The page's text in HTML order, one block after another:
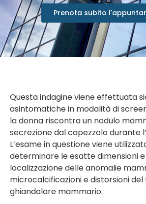
Prenota subito
Questa indagine viene effettuata
asintomatiche in modalità di
la donna riscontra un nodulo
secrezione dal capezzolo durante
L’esame in questione viene
determinare le esatte dimensioni
localizzazione delle anomalie
microcalcificazioni e distorsioni del
ghiandolare mammario.